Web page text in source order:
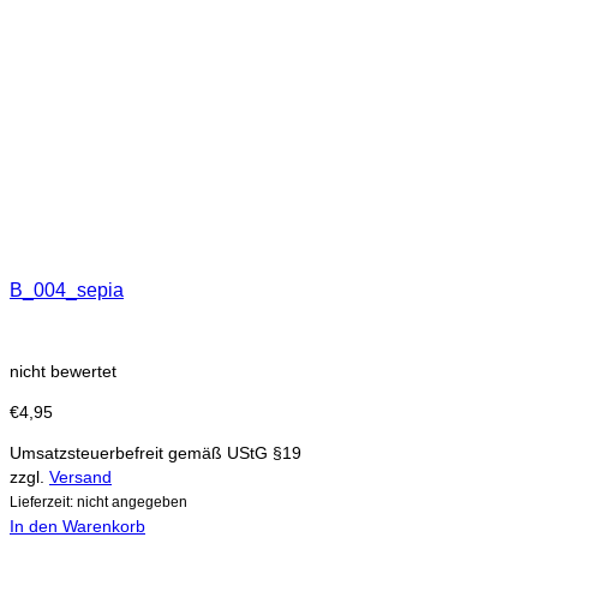
B_004_sepia
nicht bewertet
€4,95
Umsatzsteuerbefreit gemäß UStG §19
zzgl. Versand
Lieferzeit: nicht angegeben
In den Warenkorb